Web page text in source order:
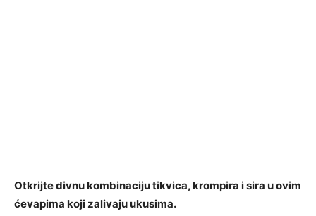
Otkrijte divnu kombinaciju tikvica, krompira i sira u ovim
ćevapima koji zalivaju ukusima.